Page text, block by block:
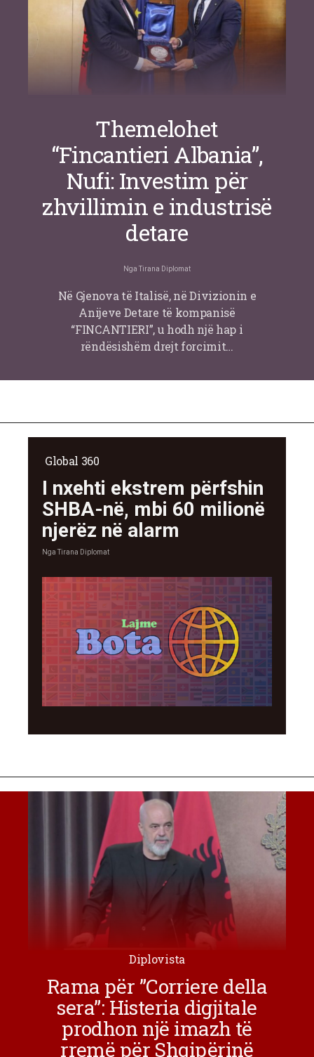
Themelohet
“Fincantieri Albania”,
Nufi: Investim për
zhvillimin e industrisë
detare
Nga Tirana Diplomat
Në Gjenova të Italisë, në Divizionin e
Anijeve Detare të kompanisë
“FINCANTIERI”, u hodh një hap i
rëndësishëm drejt forcimit…
Global 360
I nxehti ekstrem përfshin
SHBA-në, mbi 60 milionë
njerëz në alarm
Nga Tirana Diplomat
Diplovista
Rama për ”Corriere della
sera”: Histeria digjitale
prodhon një imazh të
rremë për Shqipërinë